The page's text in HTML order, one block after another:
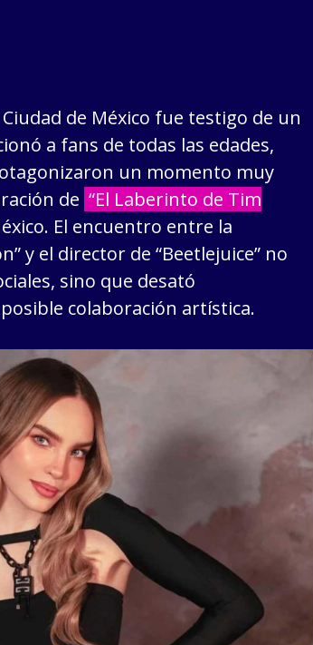
de México fue testigo de un
a fans de todas las edades,
un momento muy
de “El Laberinto de Tim
El encuentro entre la
y el director de “Beetlejuice” no
sino que desató
colaboración artística.